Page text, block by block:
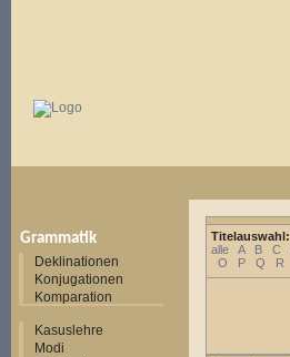
Grammatik
Deklinationen
Konjugationen
Komparation
Kasuslehre
Modi
Titelauswahl:
alle
A B C
O
P Q R